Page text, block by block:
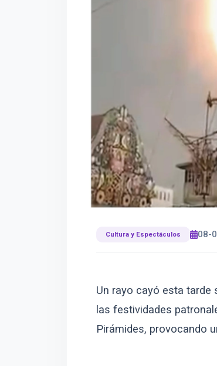
Cultura y Espectáculos 08-
Un rayo cayó esta tarde
las festividades
Pirámides, provocando